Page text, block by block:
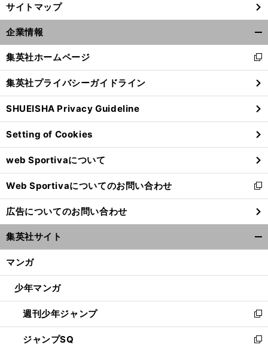
サイトマップ
企業情報
閉
る
集英社ホームページ
新
し
い
ウ
ィ
ン
ド
ウ
で
開
く
集英社プライバシーガイドライン
SHUEISHA Privacy Guideline
Setting of Cookies
web Sportivaについて
Web Sportivaについてのお問い合わせ
新
し
い
ウ
ィ
ン
ウ
開
く
広告についてのお問い合わせ
集英社サイト
マンガ
少年マンガ
週刊少年ジャンプ
新
し
い
ジャンプSQ
新